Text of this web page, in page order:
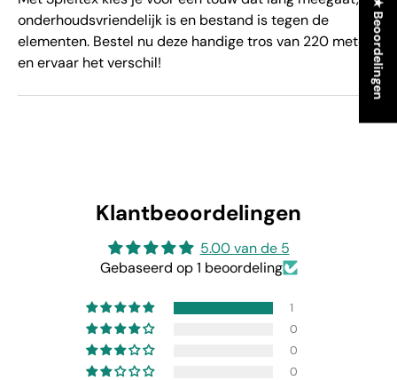
onderhoudsvriendelijk is en bestand is tegen de
elementen. Bestel nu deze handige tros van 220 meter
en ervaar het verschil!
Klantbeoordelingen
5.00 van de 5
Gebaseerd op 1 beoordeling
1
0
0
0
★ Beoordelingen